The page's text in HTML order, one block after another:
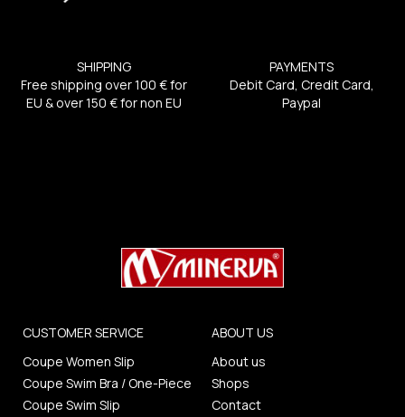
SHIPPING
Free shipping over 100 € for
EU & over 150 € for non EU
PAYMENTS
Debit Card, Credit Card,
Paypal
CUSTOMER SERVICE
Coupe Women Slip
Coupe Swim Bra / One-Piece
Coupe Swim Slip
ABOUT US
About us
Shops
Contact